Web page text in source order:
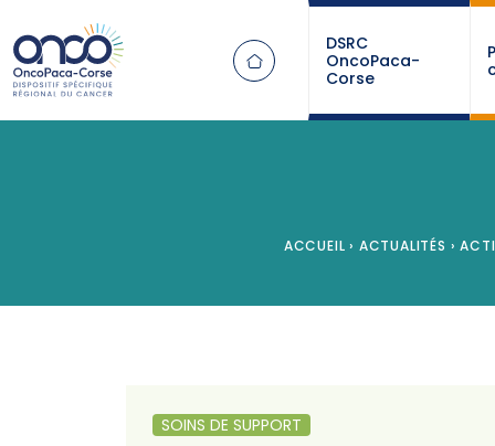
DSRC
OncoPaca-
Corse
ACCUEIL › ACTUALITÉS ›
SOINS DE SUPPORT